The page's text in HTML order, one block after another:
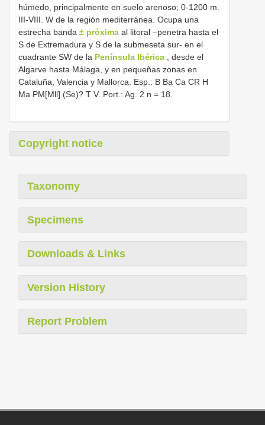
húmedo, principalmente en suelo arenoso; 0-1200 m.
III-VIII. W de la región mediterránea. Ocupa una
estrecha banda ± próxima al litoral –penetra hasta el
S de Extremadura y S de la submeseta sur- en el
cuadrante SW de la Península Ibérica , desde el
Algarve hasta Málaga, y en pequeñas zonas en
Cataluña, Valencia y Mallorca. Esp.: B Ba Ca CR H
Ma PM[Mll] (Se)? T V. Port.: Ag. 2 n = 18.
Copyright notice
Taxonomy
Specimens
Downloads & Links
Version History
Report Problem